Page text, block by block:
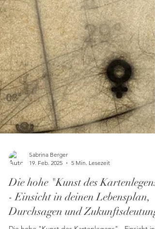
Sabrina Berger
19. Feb. 2025
5 Min. Lesezeit